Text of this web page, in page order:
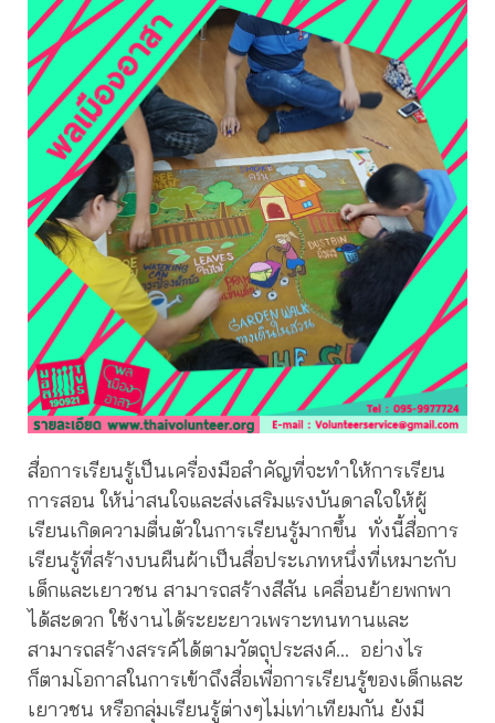
สื่อการเรียนรู้เป็นเครื่องมือสำคัญที่จะทำให้การเรียน
การสอน ให้น่าสนใจและส่งเสริมแรงบันดาลใจให้ผู้
เรียนเกิดความตื่นตัวในการเรียนรู้มากขึ้น ทั่งนี้สื่อการ
เรียนรู้ที่สร้างบนผืนผ้าเป็นสื่อประเภทหนึ่งที่เหมาะกับ
เด็กและเยาวชน สามารถสร้างสีสัน เคลื่อนย้ายพกพา
ได้สะดวก ใช้งานได้ระยะยาวเพราะทนทานและ
สามารถสร้างสรรค์ได้ตามวัตถุประสงค์… อย่างไร
ก็ตามโอกาสในการเข้าถึงสื่อเพื่อการเรียนรู้ของเด็กและ
เยาวชน หรือกลุ่มเรียนรู้ต่างๆไม่เท่าเทียมกัน ยังมี